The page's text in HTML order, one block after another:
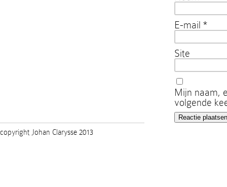
E-mail *
Site
Mijn naam,
volgende
copyright Johan Clarysse 2013